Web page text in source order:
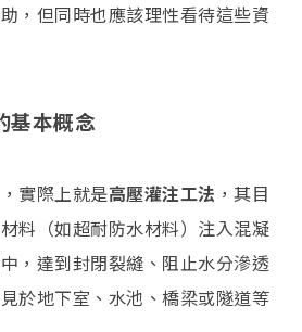
，但同時也應該理性看待這些資
基本概念
實際上就是高壓灌注工法 ，其目
料（如超耐防水材料）注入混凝
，達到封閉裂縫、阻止水分滲透
於地下室、水池、橋梁或隧道等